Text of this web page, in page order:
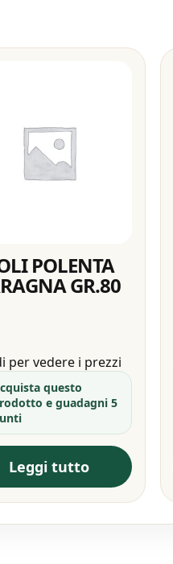
POLENTA
GR.80
per vedere i prezzi
questo
e guadagni 5
Leggi tutto